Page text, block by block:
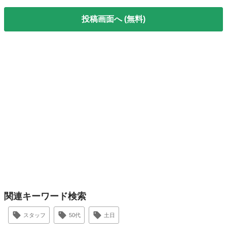
投稿画面へ (無料)
関連キーワード検索
スタッフ 50代 土日